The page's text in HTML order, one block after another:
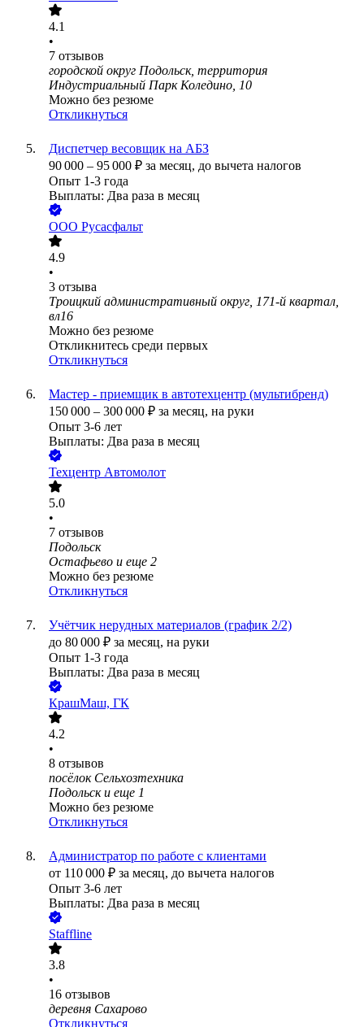
4.1
•
7 отзывов
городской округ Подольск, территория
Индустриальный Парк Коледино, 10
Можно без резюме
Откликнуться
Диспетчер весовщик на АБЗ
90 000 – 95 000 ₽ за месяц, до вычета налогов
Опыт 1-3 года
Выплаты: Два раза в месяц
ООО Русасфальт
4.9
•
3 отзыва
Троицкий административный округ, 171-й квартал,
вл16
Можно без резюме
Откликнитесь среди первых
Откликнуться
Мастер - приемщик в автотехцентр (мультибренд)
150 000 – 300 000 ₽ за месяц, на руки
Опыт 3-6 лет
Выплаты: Два раза в месяц
Техцентр Автомолот
5.0
•
7 отзывов
Подольск
Остафьево и еще 2
Можно без резюме
Откликнуться
Учётчик нерудных материалов (график 2/2)
до 80 000 ₽ за месяц, на руки
Опыт 1-3 года
Выплаты: Два раза в месяц
КрашМаш, ГК
4.2
•
8 отзывов
посёлок Сельхозтехника
Подольск и еще 1
Можно без резюме
Откликнуться
Администратор по работе с клиентами
от 110 000 ₽ за месяц, до вычета налогов
Опыт 3-6 лет
Выплаты: Два раза в месяц
Staffline
3.8
•
16 отзывов
деревня Сахарово
Откликнуться